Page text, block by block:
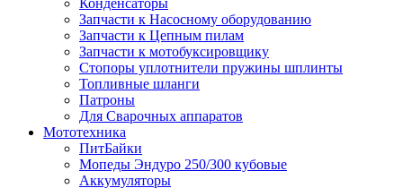
Конденсаторы
Запчасти к Насосному оборудованию
Запчасти к Цепным пилам
Запчасти к мотобуксировщику
Стопоры уплотнители пружины шплинты
Топливные шланги
Патроны
Для Сварочных аппаратов
Мототехника
ПитБайки
Мопеды Эндуро 250/300 кубовые
Аккумуляторы